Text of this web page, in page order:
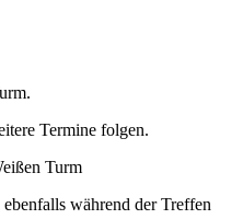
Termine folgen.
Turm
während der Treffen